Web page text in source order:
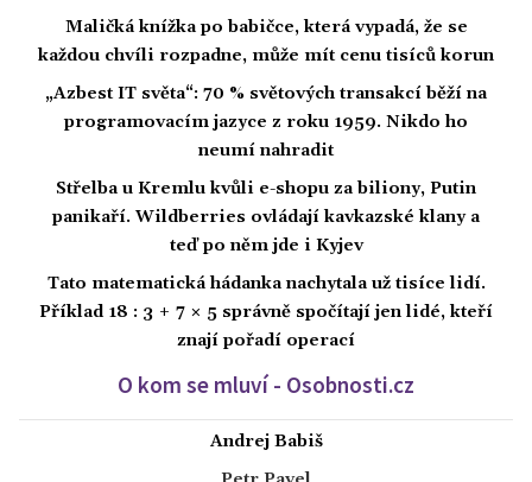
Maličká knížka po babičce, která vypadá, že se
každou chvíli rozpadne, může mít cenu tisíců korun
„Azbest IT světa“: 70 % světových transakcí běží na
programovacím jazyce z roku 1959. Nikdo ho
neumí nahradit
Střelba u Kremlu kvůli e-shopu za biliony, Putin
panikaří. Wildberries ovládají kavkazské klany a
teď po něm jde i Kyjev
Tato matematická hádanka nachytala už tisíce lidí.
Příklad 18 : 3 + 7 × 5 správně spočítají jen lidé, kteří
znají pořadí operací
O kom se mluví - Osobnosti.cz
Andrej Babiš